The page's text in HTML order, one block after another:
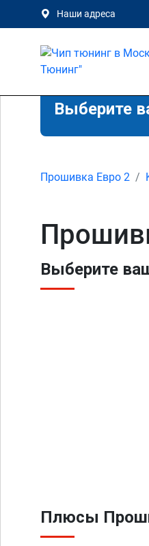
Наши адреса
Выберите
Прошивка Евро 2
Выберите
Плюсы